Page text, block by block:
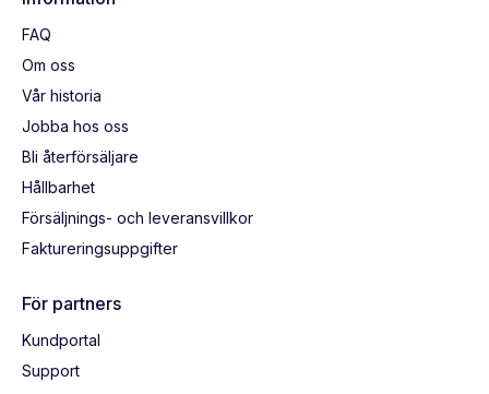
FAQ
Om oss
Vår historia
Jobba hos oss
Bli återförsäljare
Hållbarhet
Försäljnings- och leveransvillkor
Faktureringsuppgifter
För partners
Kundportal
Support